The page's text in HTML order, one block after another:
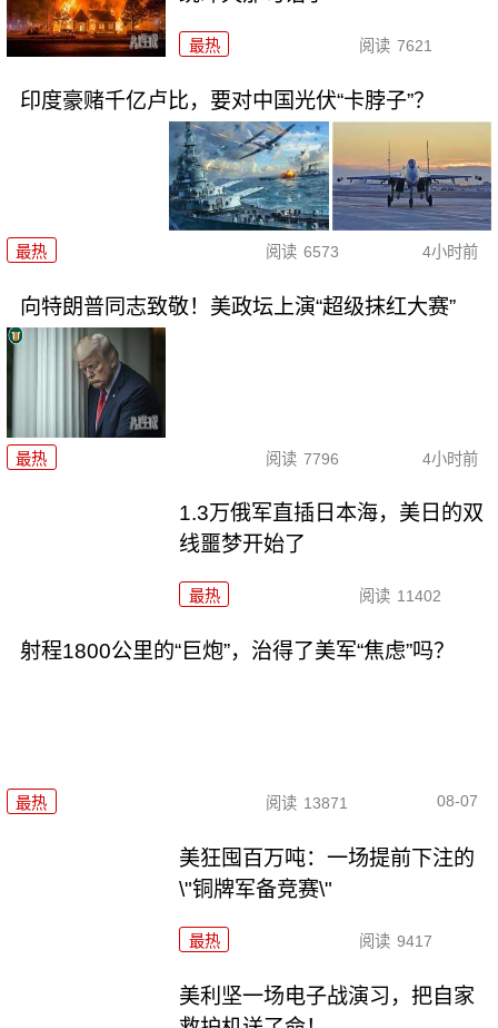
最热 阅读 7621
印度豪赌千亿卢比，要对中国光伏“卡脖子”？
最热 阅读 6573 4小时前
向特朗普同志致敬！美政坛上演“超级抹红大赛”
最热 阅读 7796 4小时前
1.3万俄军直插日本海，美日的双
线噩梦开始了
最热 阅读 11402
射程1800公里的“巨炮”，治得了美军“焦虑”吗？
最热 阅读 13871 08-07
美狂囤百万吨：一场提前下注的
\"铜牌军备竞赛\"
最热 阅读 9417
美利坚一场电子战演习，把自家